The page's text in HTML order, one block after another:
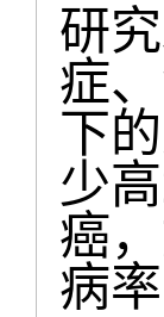
研
症
下
少
癌
病